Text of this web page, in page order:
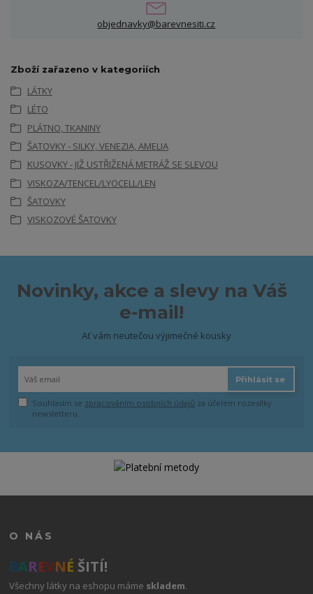
objednavky@barevnesiti.cz
Zboží zařazeno v kategoriích
LÁTKY
LÉTO
PLÁTNO, TKANINY
ŠATOVKY - SILKY, VENEZIA, AMELIA
KUSOVKY - JIŽ USTŘIŽENÁ METRÁŽ SE SLEVOU
VISKOZA/TENCEL/LYOCELL/LEN
ŠATOVKY
VISKOZOVÉ ŠATOVKY
Novinky, akce a slevy na Váš
e-mail!
Ať vám neutečou výjimečné kousky
Přihlásit se
Souhlasím se zpracováním osobních údajů za účelem rozesílky
newsletteru.
O NÁS
BAREVNÉ ŠITÍ!
Všechny látky na eshopu máme skladem.